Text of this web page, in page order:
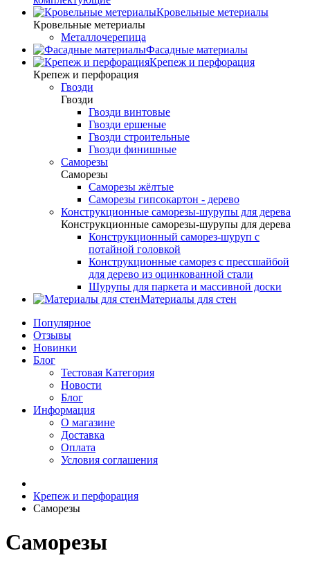
Кровельные метериалы
Кровельные метериалы
Металлочерепица
Фасадные материалы
Крепеж и перфорация
Крепеж и перфорация
Гвозди
Гвозди
Гвозди винтовые
Гвозди ершеные
Гвозди строительные
Гвозди финишные
Саморезы
Саморезы
Саморезы жёлтые
Саморезы гипсокартон - дерево
Конструкционные саморезы-шурупы для дерева
Конструкционные саморезы-шурупы для дерева
Конструкционный саморез-шуруп с
потайной головкой
Конструкционные саморез с прессшайбой
для дерево из оцинкованной стали
Шурупы для паркета и массивной доски
Материалы для стен
Популярное
Отзывы
Новинки
Блог
Тестовая Категория
Новости
Блог
Информация
О магазине
Доставка
Оплата
Условия соглашения
Крепеж и перфорация
Саморезы
Саморезы